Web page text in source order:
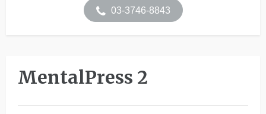
03-3746-8843
MentalPress 2